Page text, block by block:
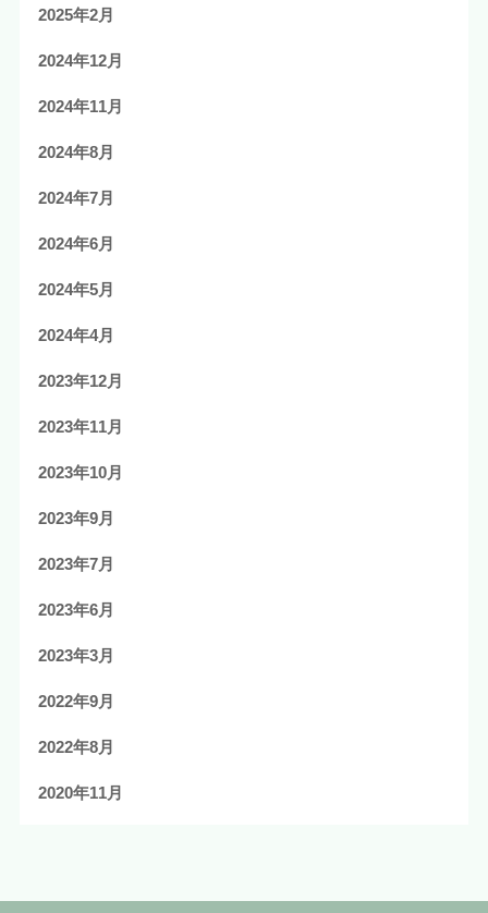
2025年2月
2024年12月
2024年11月
2024年8月
2024年7月
2024年6月
2024年5月
2024年4月
2023年12月
2023年11月
2023年10月
2023年9月
2023年7月
2023年6月
2023年3月
2022年9月
2022年8月
2020年11月